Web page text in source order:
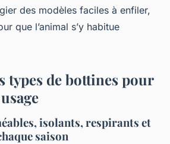
des modèles faciles à enfiler,
que l’animal s’y habitue
types de bottines pour
isolants, respirants et
saison